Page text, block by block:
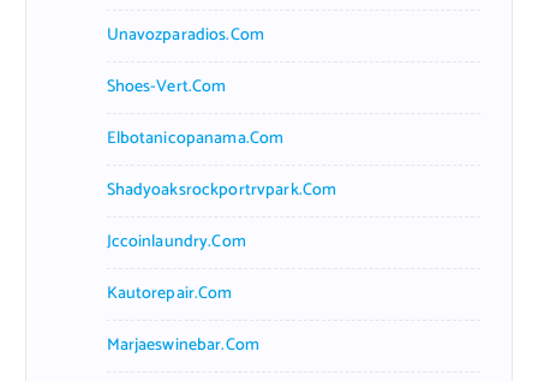
Unavozparadios.com
Shoes-Vert.com
Elbotanicopanama.com
Shadyoaksrockportrvpark.com
Jccoinlaundry.com
Kautorepair.com
Marjaeswinebar.com